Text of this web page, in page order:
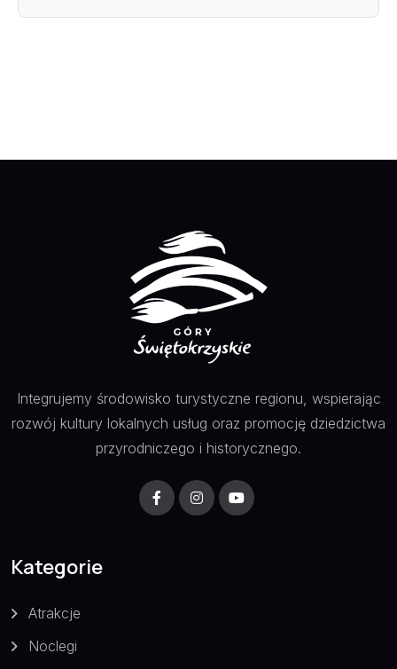
Integrujemy środowisko turystyczne regionu, wspierając
rozwój kultury lokalnych usług oraz promocję dziedzictwa
przyrodniczego i historycznego.
Kategorie
Atrakcje
Noclegi